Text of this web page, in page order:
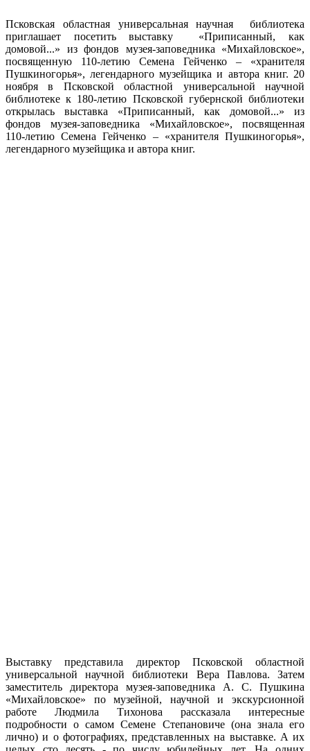
Псковская областная универсальная научная библиотека
приглашает посетить выставку «Приписанный, как
домовой...» из фондов музея-заповедника «Михайловское»,
посвященную 110-летию Семена Гейченко – «хранителя
Пушкиногорья», легендарного музейщика и автора книг. 20
ноября в Псковской областной универсальной научной
библиотеке к 180-летию Псковской губернской библиотеки
открылась выставка «Приписанный, как домовой...» из
фондов музея-заповедника «Михайловское», посвященная
110-летию Семена Гейченко – «хранителя Пушкиногорья»,
легендарного музейщика и автора книг.
Выставку представила директор Псковской областной
универсальной научной библиотеки Вера Павлова. Затем
заместитель директора музея-заповедника А. С. Пушкина
«Михайловское» по музейной, научной и экскурсионной
работе Людмила Тихонова рассказала интересные
подробности о самом Семене Степановиче (она знала его
лично) и о фотографиях, представленных на выставке. А их